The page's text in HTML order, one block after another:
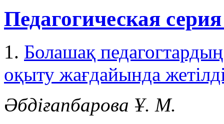
Педагогическая
1. Болашақ
оқыту жағдайында
Әбдіғапбарова Ұ. М.